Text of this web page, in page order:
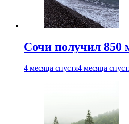
Сочи получил 850
4 месяца спустя4 месяца